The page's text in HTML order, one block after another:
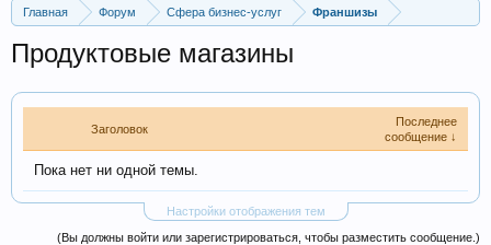
Главная Форум Сфера бизнес-услуг Франшизы
Продуктовые магазины
Заголовок
Последнее
сообщение ↓
Пока нет ни одной темы.
Настройки отображения тем
(Вы должны войти или зарегистрироваться, чтобы разместить сообщение.)